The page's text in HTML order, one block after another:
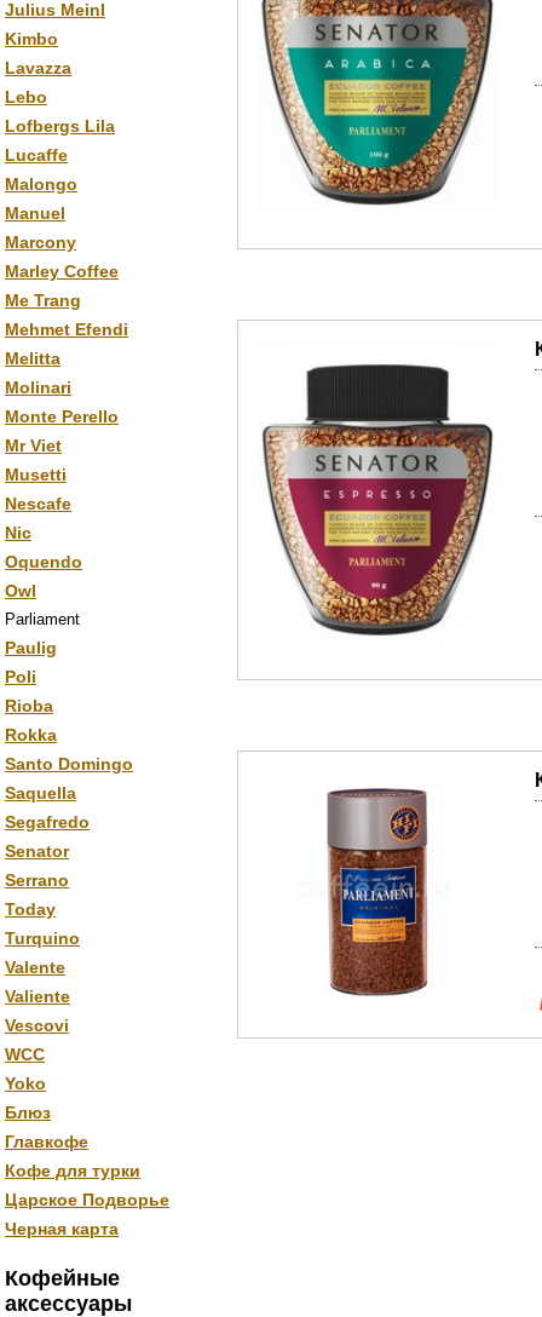
Julius Meinl
Kimbo
Lavazza
Lebo
Lofbergs Lila
Lucaffe
Malongo
Manuel
Marcony
Marley Coffee
Me Trang
Mehmet Efendi
Melitta
Molinari
Monte Perello
Mr Viet
Musetti
Nescafe
Nic
Oquendo
Owl
Parliament
Paulig
Poli
Rioba
Rokka
Santo Domingo
Saquella
Segafredo
Senator
Serrano
Today
Turquino
Valente
Valiente
Vescovi
WCC
Yoko
Блюз
Главкофе
Кофе для турки
Царское Подворье
Черная карта
Кофейные
аксессуары